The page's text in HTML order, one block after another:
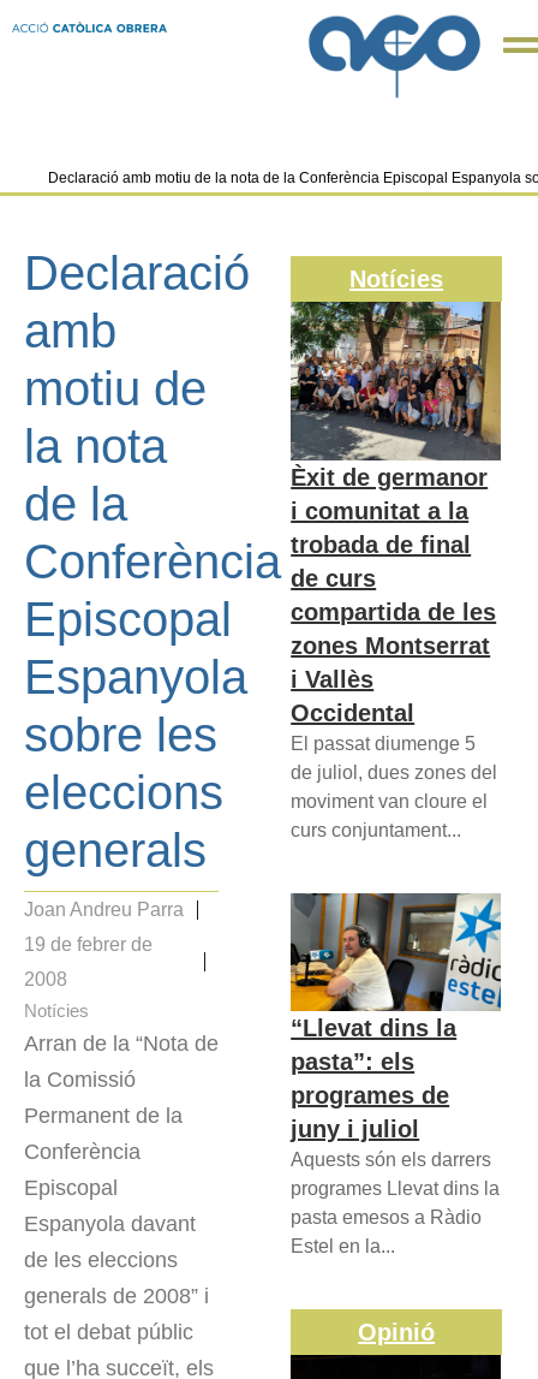
Declaració amb motiu de la nota de la Conferència Episcopal Espanyola
Declaració
amb
motiu de
la nota
de la
Conferència
Episcopal
Espanyola
sobre les
eleccions
generals
Joan Andreu Parra
19 de febrer de
2008
Notícies
Arran de la “Nota de
la Comissió
Permanent de la
Conferència
Episcopal
Espanyola davant
de les eleccions
generals de 2008” i
tot el debat públic
que l’ha succeït, els
Notícies
Èxit de germanor
i comunitat a la
trobada de final
de curs
compartida de les
zones Montserrat
i Vallès
Occidental
El passat diumenge 5
de juliol, dues zones del
moviment van cloure el
curs conjuntament...
“Llevat dins la
pasta”: els
programes de
juny i juliol
Aquests són els darrers
programes Llevat dins la
pasta emesos a Ràdio
Estel en la...
Opinió